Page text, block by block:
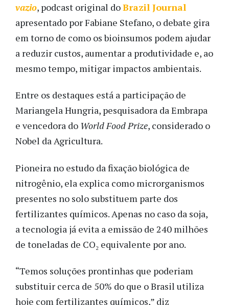
vazio, podcast original doBrazil Journal
apresentado por Fabiane Stefano, o debate gira
em torno de como os bioinsumos podem ajudar
a reduzir custos, aumentar a produtividade e, ao
mesmo tempo, mitigar impactos ambientais.
Entre os destaques está a participação de
Mariangela Hungria, pesquisadora da Embrapa
e vencedora do World Food Prize, considerado o
Nobel da Agricultura.
Pioneira no estudo da fixação biológica de
nitrogênio, ela explica como microrganismos
presentes no solo substituem parte dos
fertilizantes químicos. Apenas no caso da soja,
a tecnologia já evita a emissão de 240 milhões
de toneladas de CO₂ equivalente por ano.
“Temos soluções prontinhas que poderiam
substituir cerca de 50% do que o Brasil utiliza
hoje com fertilizantes químicos,” diz